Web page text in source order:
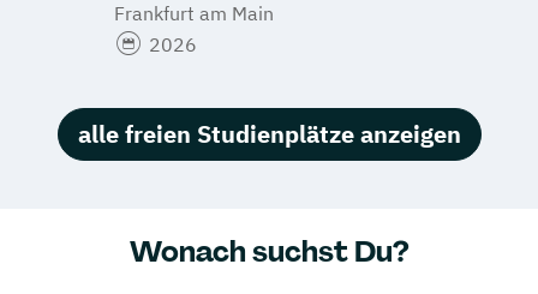
Frankfurt am Main
2026
alle freien Studienplätze anzeigen
Wonach suchst Du?